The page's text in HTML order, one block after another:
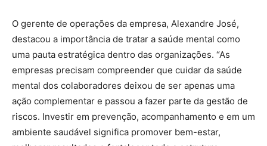
O gerente de operações da empresa, Alexandre José,
destacou a importância de tratar a saúde mental como
uma pauta estratégica dentro das organizações. “As
empresas precisam compreender que cuidar da saúde
mental dos colaboradores deixou de ser apenas uma
ação complementar e passou a fazer parte da gestão de
riscos. Investir em prevenção, acompanhamento e em um
ambiente saudável significa promover bem-estar,